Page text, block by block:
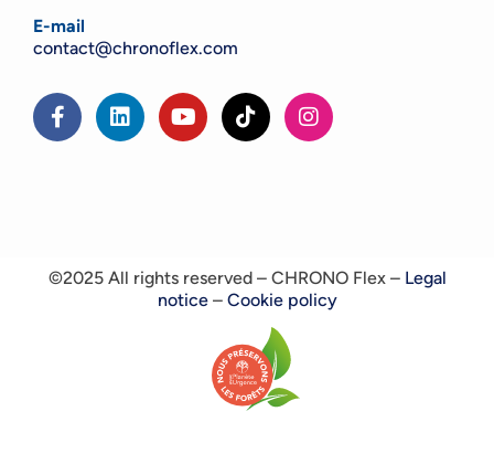
E-mail
contact@chronoflex.com
©2025 All rights reserved – CHRONO Flex – Legal
notice– Cookie policy